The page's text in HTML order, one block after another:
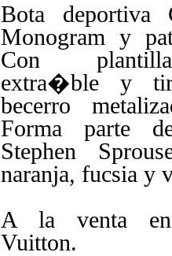
Bota deportiva
Monogram y
Con
extra�ble y
becerro
Forma parte
Stephen
naranja, fucsia y
A la venta
Vuitton.